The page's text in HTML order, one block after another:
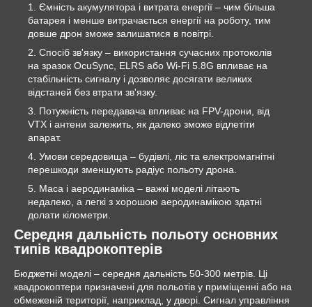
Ємність акумулятора і витрата енергії – чим більша
батарея і менше витрачається енергії на роботу, тим
довше дрон зможе залишатися в повітрі.
Спосіб зв'язку – використання сучасних протоколів
на зразок OcuSync, ELRS або Wi‑Fi 5.8G впливає на
стабільність сигналу і дозволяє досягати великих
відстаней без втрати зв'язку.
Потужність передавача впливає на FPV-дрони, від
VTX і антени залежить, як далеко зможе відлетіти
апарат.
Умови середовища – будівлі, ліс та електромагнітні
перешкоди зменшують радіус польоту дрона.
Маса і аеродинаміка – важкі моделі літають
недалеко, а легкі з хорошою аеродинамікою здатні
долати кілометри.
Середня дальність польоту основних
типів квадрокоптерів
Бюджетні моделі – середня дальність 50-300 метрів. Ці
квадрокоптери призначені для польотів у приміщенні або на
обмеженій території, наприклад, у дворі. Сигнал управління